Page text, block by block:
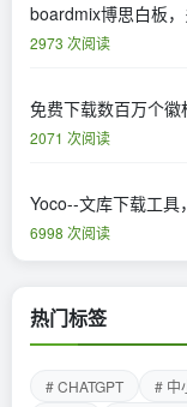
boardmix博思白板
2973 次阅读
免费下载数百万个
2071 次阅读
Yoco--文库下载工具
6998 次阅读
热门标签
# CHATGPT # 中